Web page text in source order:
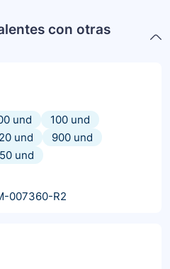
con otras
und
100 und
20 und
900 und
50 und
007360-R2